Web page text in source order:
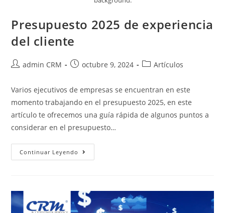
Presupuesto 2025 de experiencia
del cliente
admin CRM octubre 9, 2024 Artículos
Varios ejecutivos de empresas se encuentran en este
momento trabajando en el presupuesto 2025, en este
artículo te ofrecemos una guía rápida de algunos puntos a
considerar en el presupuesto…
Continuar Leyendo